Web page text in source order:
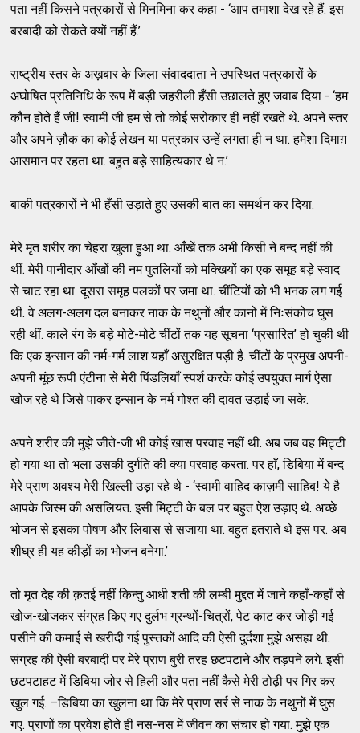
पता नहीं किसने पत्रकारों से मिनमिना कर कहा - ‘आप तमाशा देख रहे हैं. इस
बरबादी को रोकते क्यों नहीं हैं.’
राष्ट्रीय स्तर के अख़बार के जिला संवाददाता ने उपस्थित पत्रकारों के
अघोषित प्रतिनिधि के रूप में बड़ी जहरीली हँसी उछालते हुए जवाब दिया - ‘हम
कौन होते हैं जी! स्वामी जी हम से तो कोई सरोकार ही नहीं रखते थे. अपने स्तर
और अपने ज़ौक का कोई लेखन या पत्रकार उन्हें लगता ही न था. हमेशा दिमाग़
आसमान पर रहता था. बहुत बड़े साहित्यकार थे न.’
बाकी पत्रकारों ने भी हँसी उड़ाते हुए उसकी बात का समर्थन कर दिया.
मेरे मृत शरीर का चेहरा खुला हुआ था. आँखें तक अभी किसी ने बन्द नहीं की
थीं. मेरी पानीदार आँखों की नम पुतलियों को मक्खियों का एक समूह बड़े स्वाद
से चाट रहा था. दूसरा समूह पलकों पर जमा था. चींटियों को भी भनक लग गई
थी. वे अलग-अलग दल बनाकर नाक के नथुनों और कानों में निःसंकोच घुस
रही थीं. काले रंग के बड़े मोटे-मोटे चींटों तक यह सूचना ‘प्रसारित’ हो चुकी थी
कि एक इन्सान की नर्म-गर्म लाश यहाँ असुरक्षित पड़ी है. चींटों के प्रमुख अपनी-
अपनी मूंछ रूपी एंटीना से मेरी पिंडलियाँ स्पर्श करके कोई उपयुक्त मार्ग ऐसा
खोज रहे थे जिसे पाकर इन्सान के नर्म गोश्त की दावत उड़ाई जा सके.
अपने शरीर की मुझे जीते-जी भी कोई खास परवाह नहीं थी. अब जब वह मिट्टी
हो गया था तो भला उसकी दुर्गति की क्या परवाह करता. पर हाँ, डिबिया में बन्द
मेरे प्राण अवश्य मेरी खिल्ली उड़ा रहे थे - ‘स्वामी वाहिद काज़मी साहिब! ये है
आपके जिस्म की असलियत. इसी मिट्टी के बल पर बहुत ऐश उड़ाए थे. अच्छे
भोजन से इसका पोषण और लिबास से सजाया था. बहुत इतराते थे इस पर. अब
शीघ्र ही यह कीड़ों का भोजन बनेगा.’
तो मृत देह की क़तई नहीं किन्तु आधी शती की लम्बी मुद्दत में जाने कहाँ-कहाँ से
खोज-खोजकर संग्रह किए गए दुर्लभ ग्रन्थों-चित्रों, पेट काट कर जोड़ी गई
पसीने की कमाई से खरीदी गई पुस्तकों आदि की ऐसी दुर्दशा मुझे असह्य थी.
संग्रह की ऐसी बरबादी पर मेरे प्राण बुरी तरह छटपटाने और तड़पने लगे. इसी
छटपटाहट में डिबिया जोर से हिली और पता नहीं कैसे मेरी ठोढ़ी पर गिर कर
खुल गई. –डिबिया का खुलना था कि मेरे प्राण सर्र से नाक के नथुनों में घुस
गए. प्राणों का प्रवेश होते ही नस-नस में जीवन का संचार हो गया. मुझे एक